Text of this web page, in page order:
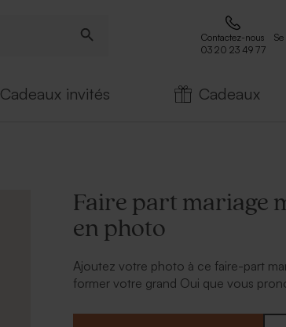
Contactez-nous
03 20 23 49 77
Cadeaux invités Cadeaux
Faire part mariage
en photo
Ajoutez votre photo à ce faire-part
former votre grand Oui que vous